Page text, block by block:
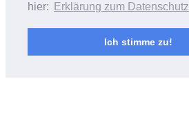
hier:
Erklärung zum Datenschutz
Ich stimme zu!